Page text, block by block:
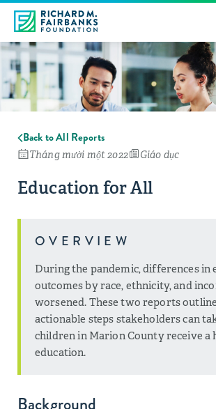
Back to All Reports
Tháng mười một 2022 Giáo dục
Education for All
OVERVIEW
During the pandemic, differences in
outcomes by race, ethnicity, and
worsened. These two reports
actionable steps stakeholders can
children in Marion County receive a
education.
Background